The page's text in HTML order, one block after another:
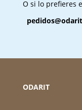
O si lo prefieres
ODARIT